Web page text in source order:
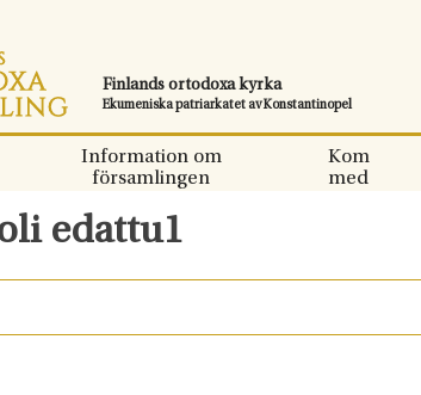
Finlands ortodoxa kyrka
Ekumeniska patriarkatet av Konstantinopel
Information om
församlingen
Kom
med
edattu1